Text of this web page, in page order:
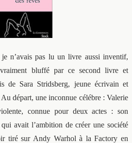
n’avais pas lu un livre aussi inventif,
bluffé par ce second livre et
de Sara Stridsberg, jeune écrivain et
départ, une inconnue célébre : Valerie
connue pour deux actes : son
avait l’ambition de créer une société
tiré sur Andy Warhol à la Factory en